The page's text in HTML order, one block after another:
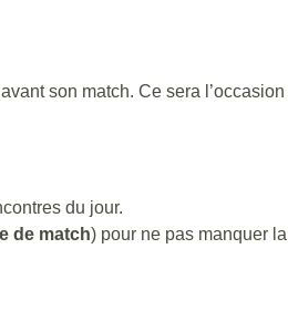
son match. Ce sera
du jour.
de match) pour ne pas manquer